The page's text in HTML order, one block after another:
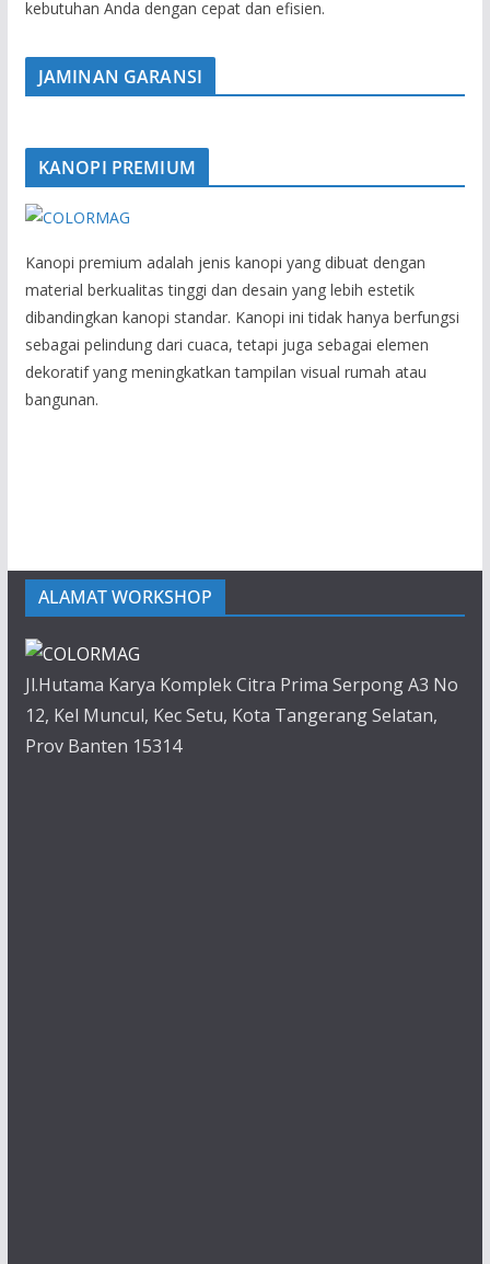
kebutuhan Anda dengan cepat dan efisien.
JAMINAN GARANSI
KANOPI PREMIUM
Kanopi premium adalah jenis kanopi yang dibuat dengan
material berkualitas tinggi dan desain yang lebih estetik
dibandingkan kanopi standar. Kanopi ini tidak hanya berfungsi
sebagai pelindung dari cuaca, tetapi juga sebagai elemen
dekoratif yang meningkatkan tampilan visual rumah atau
bangunan.
ALAMAT WORKSHOP
Jl.Hutama Karya Komplek Citra Prima Serpong A3 No
12, Kel Muncul, Kec Setu, Kota Tangerang Selatan,
Prov Banten 15314